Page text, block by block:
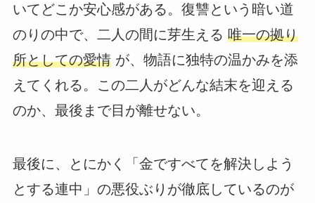
いてどこか安心感がある。復讐という暗い道
のりの中で、二人の間に芽生える 唯一の拠り
所としての愛情が、物語に独特の温かみを添
えてくれる。この二人がどんな結末を迎える
のか、最後まで目が離せない。
最後に、とにかく「金ですべてを解決しよう
とする連中」の悪役ぶりが徹底しているのが